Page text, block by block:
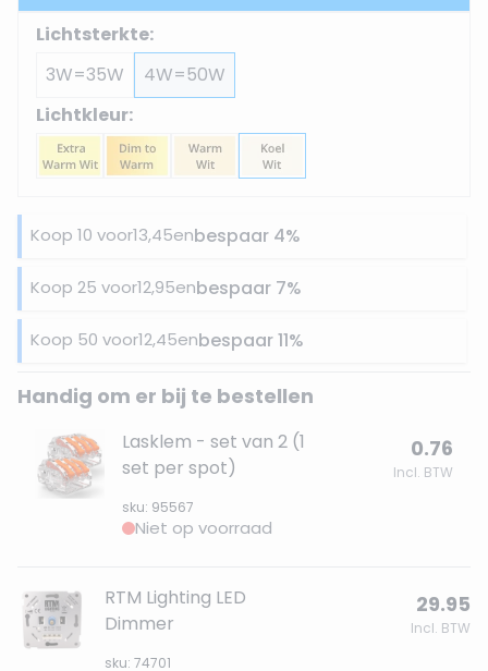
Lichtsterkte:
3W=35W
4W=50W
Lichtkleur:
Koop 10 voor13,45enbespaar 4%
Koop 25 voor12,95enbespaar 7%
Koop 50 voor12,45enbespaar11%
Handig om er bij te bestellen
Lasklem - set van 2 (1
set per spot)
sku: 95567
0.76
Incl. BTW
Niet op voorraad
RTM Lighting LED
Dimmer
sku: 74701
29.95
Incl. BTW